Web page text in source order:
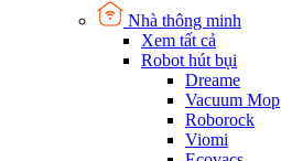
Nhà thông minh
Xem tất cả
Robot hút bụi
Dreame
Vacuum Mop
Roborock
Viomi